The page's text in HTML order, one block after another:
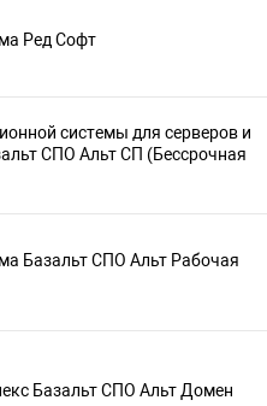
Ред Софт
системы для серверов и
СПО Альт СП (Бессрочная
Базальт СПО Альт Рабочая
Базальт СПО Альт Домен